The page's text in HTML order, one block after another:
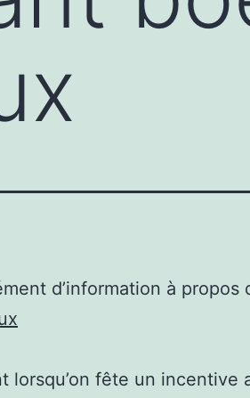
d’information à propos
lorsqu’on fête un incentive